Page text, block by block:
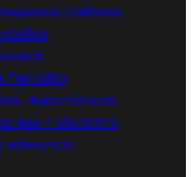
Calibres
Ferrolho
Automáticas
- Monotiro
Alavanca